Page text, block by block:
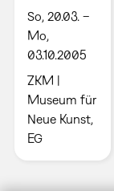
So, 20.03. –
Mo,
03.10.2005
ZKM |
Museum für
Neue Kunst,
EG